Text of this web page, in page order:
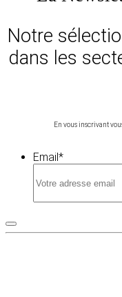
Notre
dans les
En vous inscrivant
Email*